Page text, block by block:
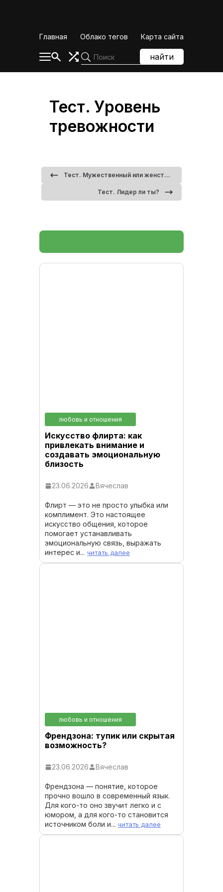
Главная
Облако тегов Карта сайта
найти
Тест. Уровень
тревожности
Тест. Мужественный или женственный у вас характер?
Тест. Лидер ли ты?
любовь и отношения
Искусство флирта: как
привлекать внимание и
создавать эмоциональную
близость
23.06.2026 Вячеслав
Флирт — это не просто улыбка или
комплимент. Это настоящее
искусство общения, которое
помогает устанавливать
эмоциональную связь, выражать
интерес и... читать далее
любовь и отношения
Френдзона: тупик или скрытая
возможность?
23.06.2026 Вячеслав
Френдзона — понятие, которое
прочно вошло в современный язык.
Для кого-то оно звучит легко и с
юмором, а для кого-то становится
источником боли и... читать далее